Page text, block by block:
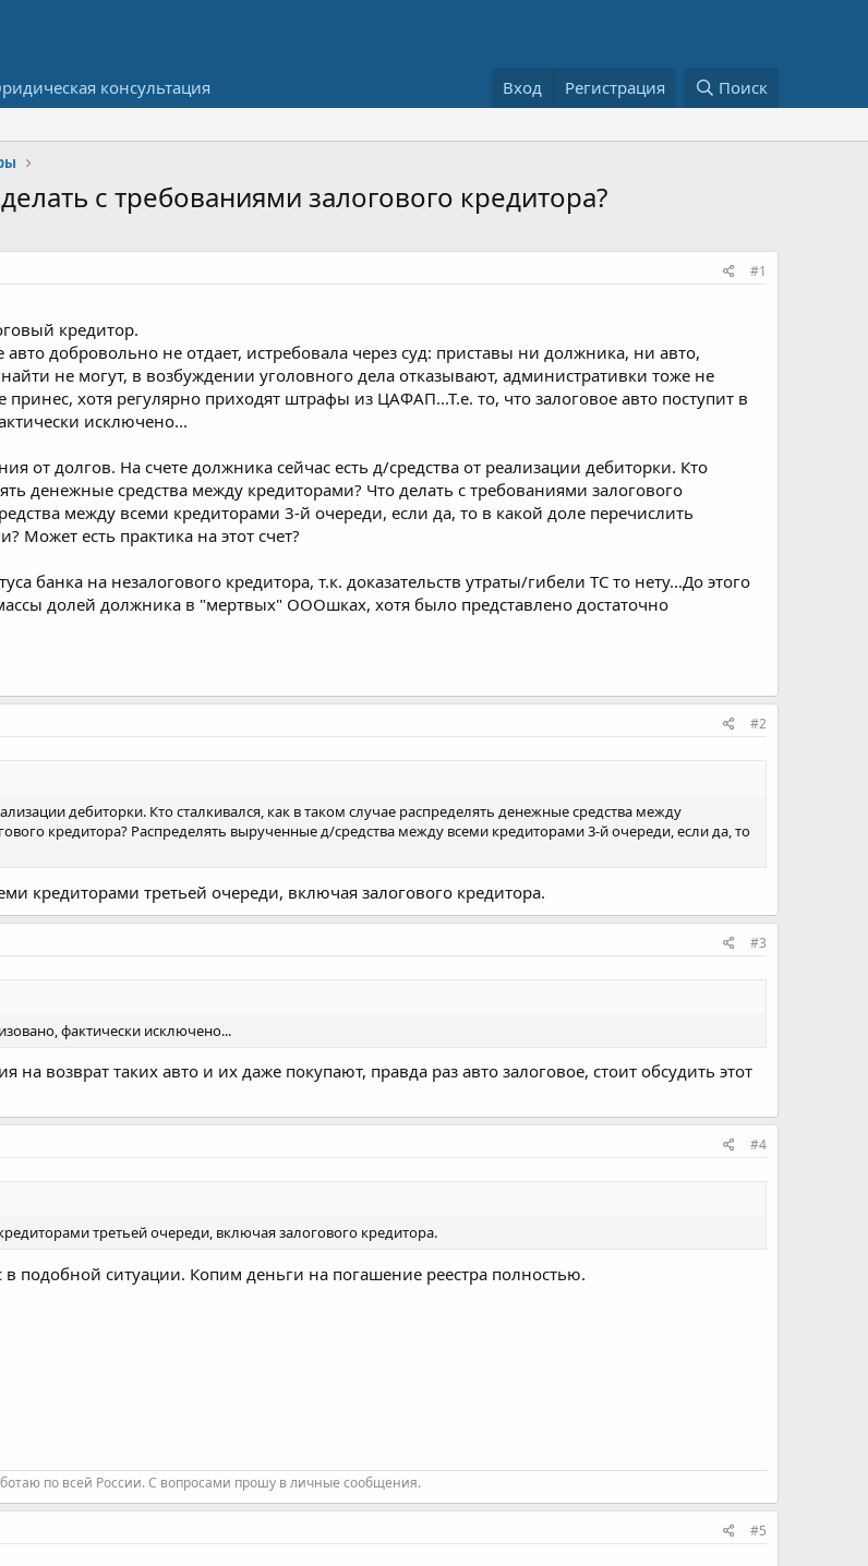
консультация Вход Регистрация Поиск
с требованиями залогового кредитора?
#1
кредитор.
добровольно не отдает, истребовала через суд: приставы ни должника, ни авто,
не могут, в возбуждении уголовного дела отказывают, административки тоже не
принес, хотя регулярно приходят штрафы из ЦАФАП...Т.е. то, что залоговое авто поступит в
исключено...
от долгов. На счете должника сейчас есть д/средства от реализации дебиторки. Кто
денежные средства между кредиторами? Что делать с требованиями залогового
между всеми кредиторами 3-й очереди, если да, то в какой доле перечислить
Может есть практика на этот счет?
банка на незалогового кредитора, т.к. доказательств утраты/гибели ТС то нету...До этого
долей должника в "мертвых" ОООшках, хотя было представлено достаточно
#2
дебиторки. Кто сталкивался, как в таком случае распределять денежные средства между
кредитора? Распределять вырученные д/средства между всеми кредиторами 3-й очереди, если да, то
кредиторами третьей очереди, включая залогового кредитора.
#3
фактически исключено...
на возврат таких авто и их даже покупают, правда раз авто залоговое, стоит обсудить этот
#4
третьей очереди, включая залогового кредитора.
подобной ситуации. Копим деньги на погашение реестра полностью.
по всей России. С вопросами прошу в личные сообщения.
#5